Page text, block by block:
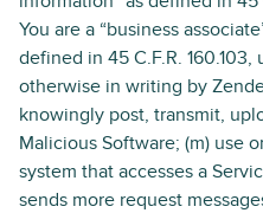
You are a “business
defined in 45 C.F.R.
otherwise in writing by
knowingly post, transmit,
Malicious Software; (m) use
system that accesses a
sends more request